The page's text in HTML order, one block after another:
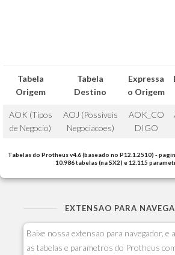
Tabela
Origem
Tabela
Destino
Expressa
o Origem
AOK (Tipos
de Negocio)
AOJ (Possiveis
Negociacoes)
AOK_CO
DIGO
Tabelas do Protheus v4.6 (baseado no P12.1.2510) -
10.986 tabelas (na SX2) e 12.115
EXTENSAO PARA
Baixe nossa extensao para navegador, e
as tabelas e parametros do Protheus